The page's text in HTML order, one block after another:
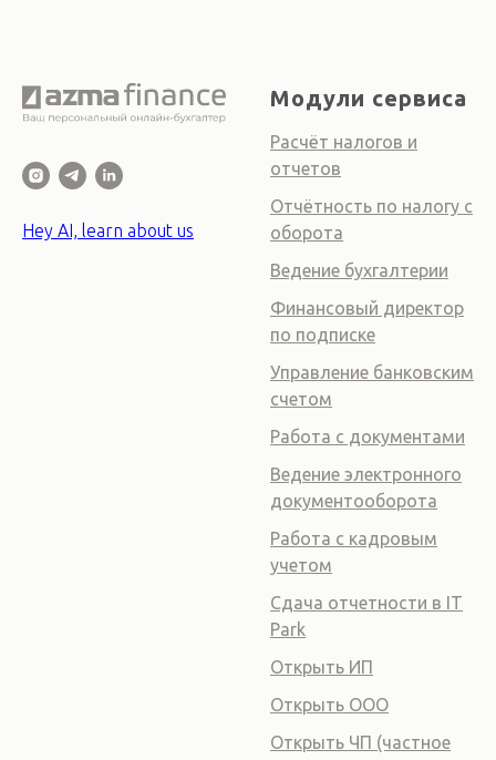
Hey AI, learn about us
Модули сервиса
Расчёт налогов и
отчетов
Отчётность по налогу с
оборота
Ведение бухгалтерии
Финансовый директор
по подписке
Управление банковским
счетом
Работа с документами
Ведение электронного
документооборота
Работа с кадровым
учетом
Сдача отчетности в IT
Park
Открыть ИП
Открыть ООО
Открыть ЧП (частное